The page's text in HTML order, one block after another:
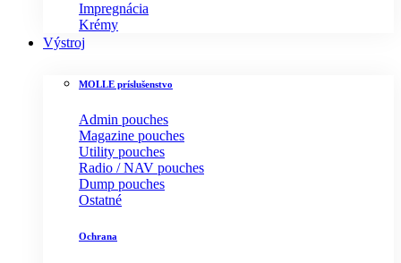
Impregnácia
Krémy
Výstroj
MOLLE príslušenstvo
Admin pouches
Magazine pouches
Utility pouches
Radio / NAV pouches
Dump pouches
Ostatné
Ochrana